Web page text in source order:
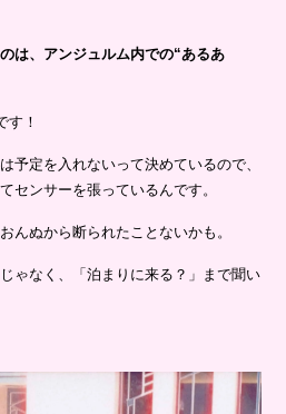
は、アンジュルム内での“あるあ
す！
予定を入れないって決めているので、
センサーを張っているんです。
んぬから断られたことないかも。
ゃなく、「泊まりに来る？」まで聞い